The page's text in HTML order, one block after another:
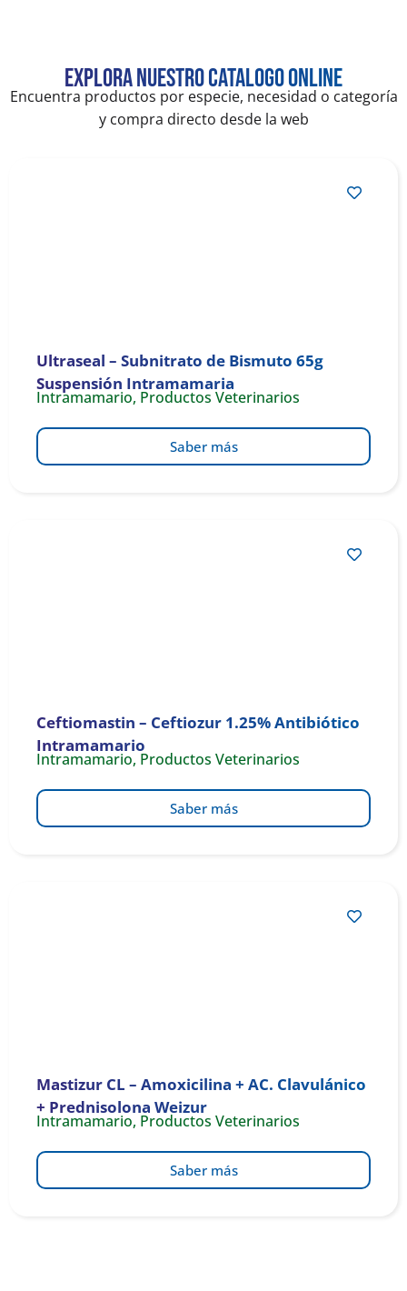
Explora nuestro catalogo online
Encuentra productos por especie, necesidad o categoría
y compra directo desde la web
Ultraseal – Subnitrato de Bismuto 65g
Suspensión Intramamaria
Intramamario, Productos Veterinarios
Saber más
Ceftiomastin – Ceftiozur 1.25% Antibiótico
Intramamario
Intramamario, Productos Veterinarios
Saber más
Mastizur CL – Amoxicilina + AC. Clavulánico
+ Prednisolona Weizur
Intramamario, Productos Veterinarios
Saber más